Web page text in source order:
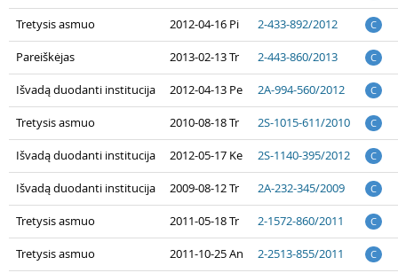
Tretysis asmuo 2012-04-16 Pi 2-433-892/2012 C
Pareiškėjas 2013-02-13 Tr 2-443-860/2013 C
Išvadą duodanti institucija 2012-04-13 Pe 2A-994-560/2012 C
Tretysis asmuo 2010-08-18 Tr 2S-1015-611/2010 C
Išvadą duodanti institucija 2012-05-17 Ke 2S-1140-395/2012 C
Išvadą duodanti institucija 2009-08-12 Tr 2A-232-345/2009 C
Tretysis asmuo 2011-05-18 Tr 2-1572-860/2011 C
Tretysis asmuo 2011-10-25 An 2-2513-855/2011 C